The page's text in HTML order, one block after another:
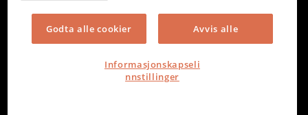
Personvern
Informasjonskapsler
Godta alle cookier Avvis alle
Informasjonskapseli
nnstillinger